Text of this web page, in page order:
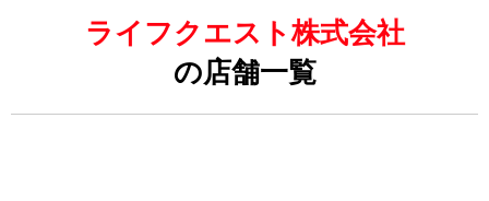
ライフクエスト株式会社
の店舗一覧